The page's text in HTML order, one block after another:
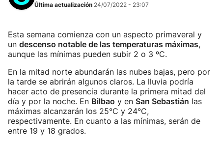
Última actualización 24/07/2022 - 23:07
Esta semana comienza con un aspecto primaveral y
un descenso notable de las temperaturas máximas,
aunque las mínimas pueden subir 2 o 3 ºC.
En la mitad norte abundarán las nubes bajas, pero por
la tarde se abrirán algunos claros. La lluvia podría
hacer acto de presencia durante la primera mitad del
día y por la noche. En Bilbao y en San Sebastián las
máximas alcanzarán los 25°C y 24°C,
respectivamente. En cuanto a las mínimas, serán de
entre 19 y 18 grados.